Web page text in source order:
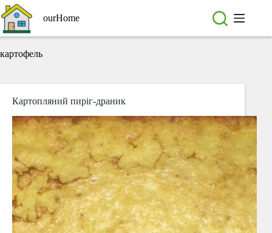
Перейти
до
вмісту
ourHome
картофель
Картопляний пиріг-драник